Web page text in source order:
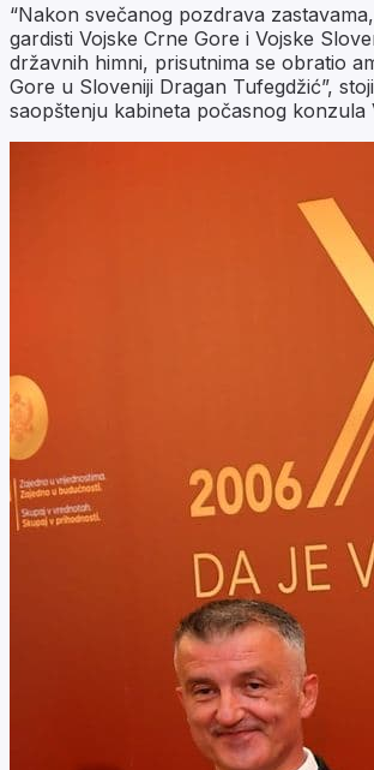
“Nakon svečanog pozdrava
gardisti Vojske Crne Gore i Vojske
državnih himni, prisutnima se obratio
Gore u Sloveniji Dragan Tufegdžić”,
saopštenju kabineta počasnog konzula